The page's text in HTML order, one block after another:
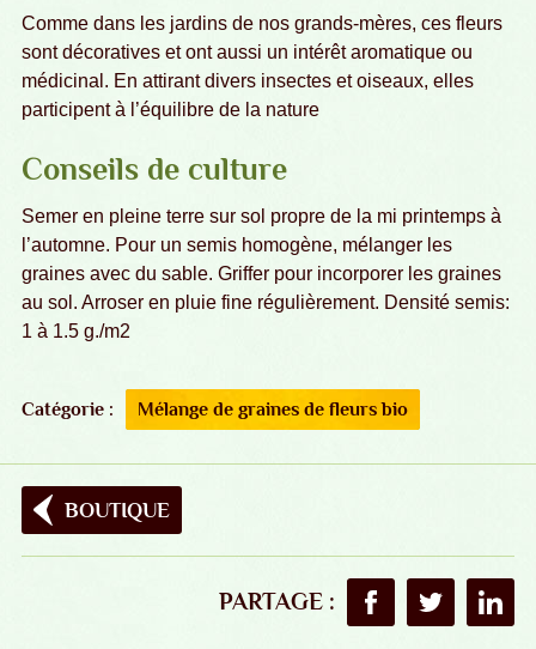
Comme dans les jardins de nos grands-mères, ces fleurs
sont décoratives et ont aussi un intérêt aromatique ou
médicinal. En attirant divers insectes et oiseaux, elles
participent à l’équilibre de la nature
Conseils de culture
Semer en pleine terre sur sol propre de la mi printemps à
l’automne. Pour un semis homogène, mélanger les
graines avec du sable. Griffer pour incorporer les graines
au sol. Arroser en pluie fine régulièrement. Densité semis:
1 à 1.5 g./m2
Catégorie : Mélange de graines de fleurs bio
BOUTIQUE
PARTAGE : Partager surPartager sur